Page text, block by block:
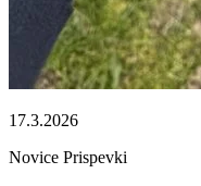
17.3.2026
Novice Prispevki